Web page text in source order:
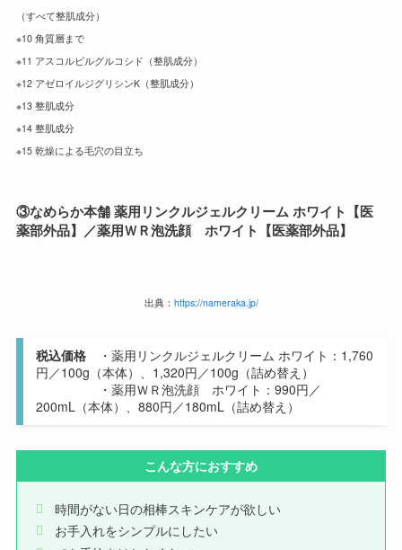
（すべて整肌成分）
※10 角質層まで
※11 アスコルビルグルコシド（整肌成分）
※12 アゼロイルジグリシンK（整肌成分）
※13 整肌成分
※14 整肌成分
※15 乾燥による毛穴の目立ち
③なめらか本舗 薬用リンクルジェルクリーム ホワイト【医
薬部外品】 ／薬用ＷＲ泡洗顔 ホワイト 【医薬部外品】
出典： https://nameraka.jp/
税込価格・薬用リンクルジェルクリーム ホワイト：1,760
円／100g（本体）、1,320円／100g（詰め替え）
・薬用ＷＲ泡洗顔 ホワイト：990円／
200mL（本体）、880円／180mL（詰め替え）
こんな方におすすめ
時間がない日の相棒スキンケアが欲しい
お手入れをシンプルにしたい